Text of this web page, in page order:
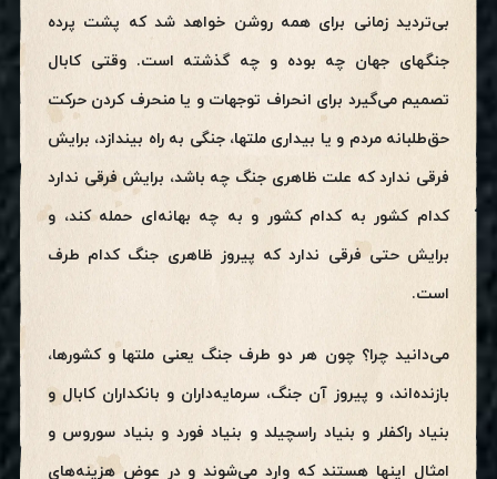
بی‌تردید زمانی برای همه روشن خواهد شد که پشت پرده
جنگهای جهان چه بوده و چه گذشته است. وقتی کابال
تصمیم می‌گیرد برای انحراف توجهات و یا منحرف کردن حرکت
حق‌طلبانه مردم و یا بیداری ملتها، جنگی به راه بیندازد، برایش
فرقی ندارد که علت ظاهری جنگ چه باشد، برایش فرقی ندارد
کدام کشور به کدام کشور و به چه بهانه‌ای حمله کند‌، و
برایش حتی فرقی ندارد که پیروز ظاهری جنگ کدام طرف
است.
می‌دانید چرا؟ چون هر دو طرف جنگ یعنی ملتها و کشورها،
بازنده‌اند، و پیروز آن جنگ، سرمایه‌داران و بانکداران کابال و
بنیاد راکفلر و بنیاد راسچیلد و بنیاد فورد و بنیاد سوروس و
امثال اینها هستند که وارد می‌شوند و در عوض هزینه‌های